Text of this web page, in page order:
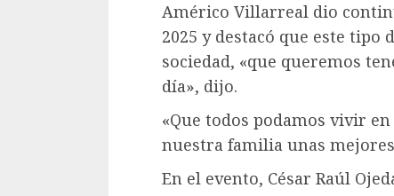
Américo Villarreal dio
2025 y destacó que este
sociedad, «que queremos
día», dijo.
«Que todos podamos vivir
nuestra familia unas
En el evento, César Raúl